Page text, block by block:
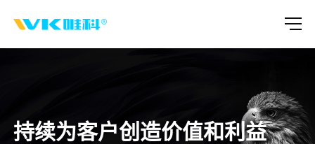
持续为客户创造价值和利益